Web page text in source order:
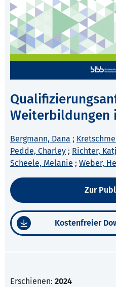
Weiterbildungen
Bergmann, Dana ;
Pedde, Charley ; Richter,
Scheele, Melanie ; Weber,
Zur
Kostenfreier
Erschienen: 2024